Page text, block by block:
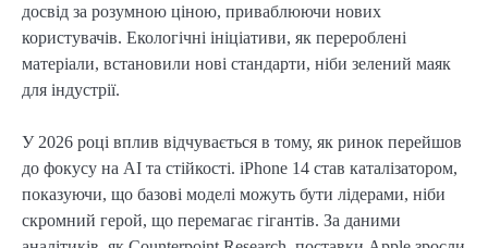
досвід за розумною ціною, приваблюючи нових
користувачів. Екологічні ініціативи, як перероблені
матеріали, встановили нові стандарти, ніби зелений маяк
для індустрії.
У 2026 році вплив відчувається в тому, як ринок перейшов
до фокусу на AI та стійкості. iPhone 14 став каталізатором,
показуючи, що базові моделі можуть бути лідерами, ніби
скромний герой, що перемагає гігантів. За даними